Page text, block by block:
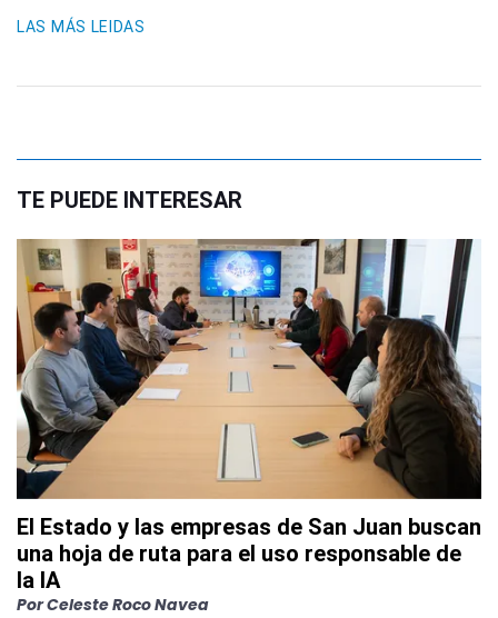
LAS MÁS LEIDAS
TE PUEDE INTERESAR
El Estado y las empresas de San Juan buscan
una hoja de ruta para el uso responsable de
la IA
PorCeleste Roco Navea